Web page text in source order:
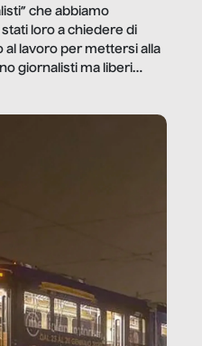
che abbiamo
loro a chiedere di
al lavoro per mettersi alla
giornalisti ma liberi